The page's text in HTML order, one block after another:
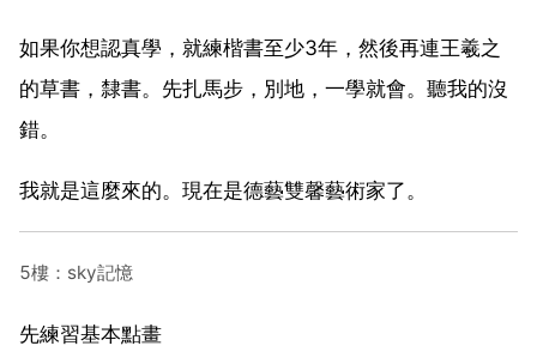
如果你想認真學，就練楷書至少3年，然後再連王羲之
的草書，隸書。先扎馬步，別地，一學就會。聽我的沒
錯。
我就是這麼來的。現在是德藝雙馨藝術家了。
5樓：sky記憶
先練習基本點畫